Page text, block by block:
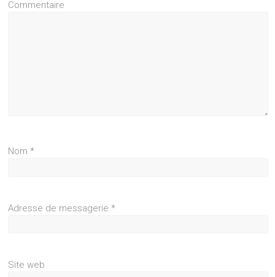
Commentaire
Nom*
Adresse de messagerie*
Site web